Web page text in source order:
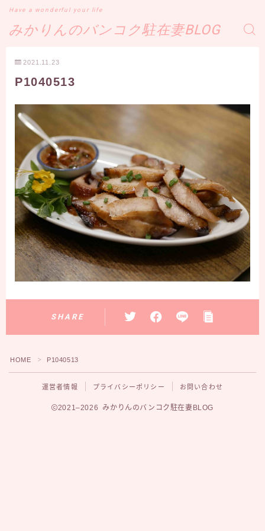
みかりんのバンコク駐在妻BLOG
Have a wonderful your life
2021.11.23
P1040513
SHARE
HOME ＞ P1040513
運営者情報 プライバシーポリシー お問い合わせ
2021–2026 みかりんのバンコク駐在妻BLOG